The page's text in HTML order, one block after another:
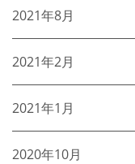
2021年8月
2021年2月
2021年1月
2020年10月